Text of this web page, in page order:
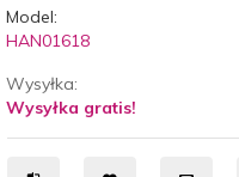
Model:
HAN01618
Wysyłka:
Wysyłka gratis!